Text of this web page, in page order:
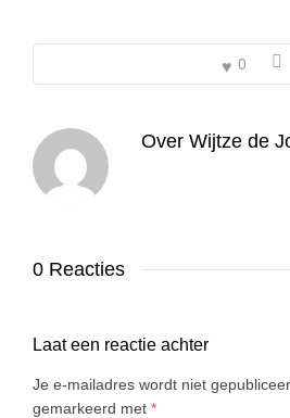
0
Over Wijtze de
0 Reacties
Laat een reactie achter
Je e-mailadres wordt niet
gemarkeerd met *